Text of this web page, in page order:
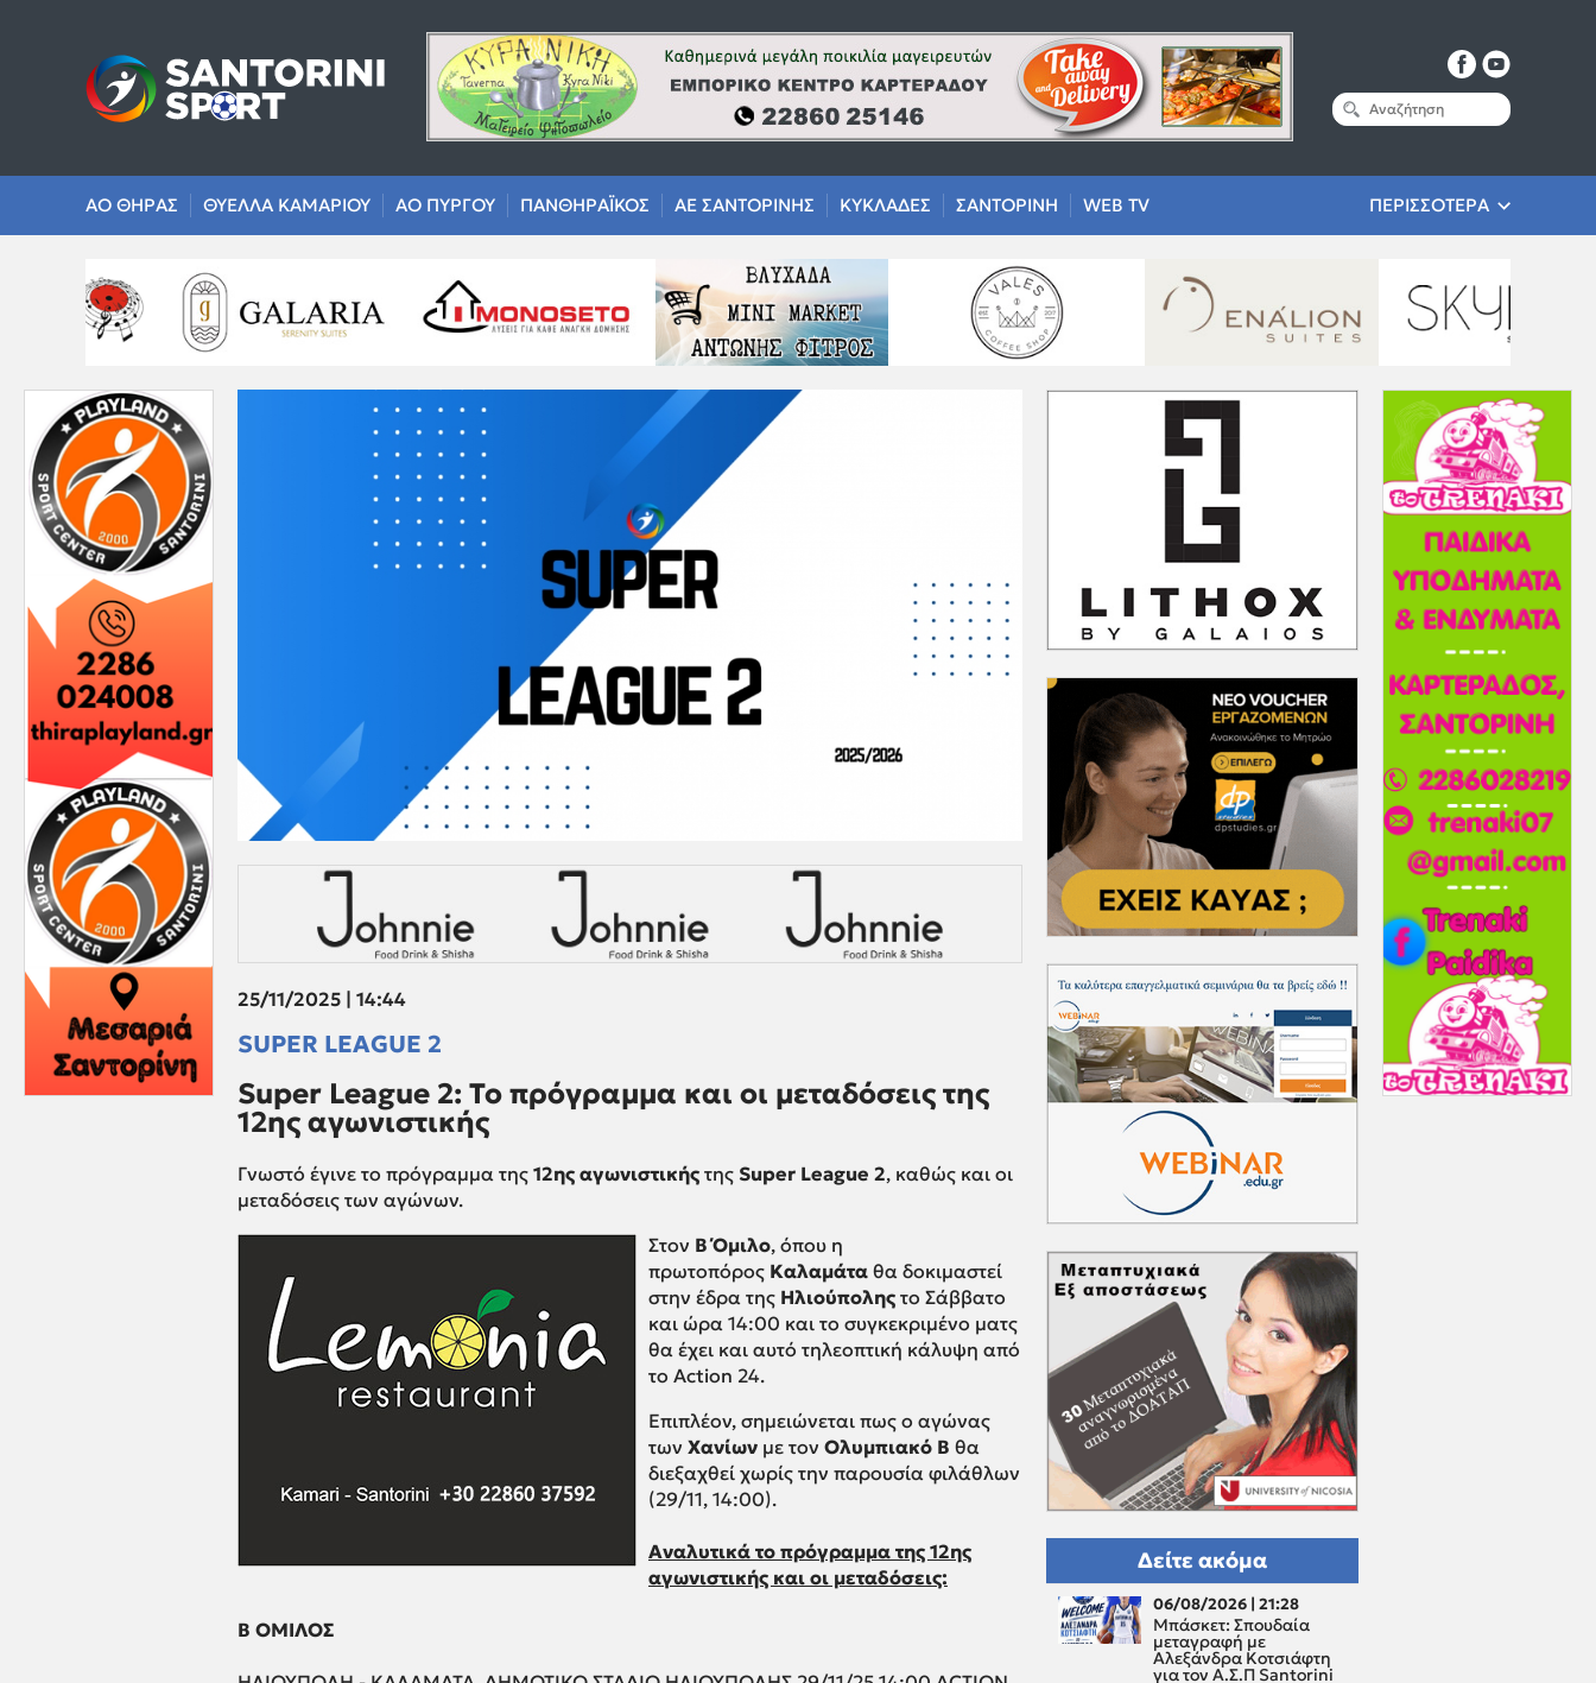
ΑΟ ΘΗΡΑΣ ΘΥΕΛΛΑ ΚΑΜΑΡΙΟΥ ΑΟ ΠΥΡΓΟΥ ΠΑΝΘΗΡΑΪΚΟΣ ΑΕ ΣΑΝΤΟΡΙΝΗΣ ΚΥΚΛΑΔΕΣ ΣΑΝΤΟΡΙΝΗ WEB TV ΠΕΡΙΣΣΟΤΕΡΑ
25/11/2025 | 14:44
SUPER LEAGUE 2
Super League 2: Το πρόγραμμα και οι μεταδόσεις της
12ης αγωνιστικής
Γνωστό έγινε το πρόγραμμα της 12ης αγωνιστικής της Super League 2, καθώς και οι
μεταδόσεις των αγώνων.
Στον Β Όμιλο, όπου η
πρωτοπόρος Καλαμάτα θα δοκιμαστεί
στην έδρα της Ηλιούπολης το Σάββατο
και ώρα 14:00 και το συγκεκριμένο ματς
θα έχει και αυτό τηλεοπτική κάλυψη από
το Action 24.
Επιπλέον, σημειώνεται πως ο αγώνας
των Χανίων με τον Ολυμπιακό Β θα
διεξαχθεί χωρίς την παρουσία φιλάθλων
(29/11, 14:00).
Αναλυτικά το πρόγραμμα της 12ης
αγωνιστικής και οι μεταδόσεις:
B OMIΛΟΣ
Δείτε ακόμα
06/08/2026 | 21:28
Μπάσκετ: Σπουδαία
μεταγραφή με
Αλεξάνδρα Κοτσιάφτη
για τον A.Σ.Π Santorini